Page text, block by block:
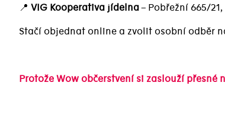
📍 VIG Kooperativa jídelna– Pobřežní 665/
Stačí objednat online a zvolit osobní odběr
Protože Wow občerstvení si zaslouží přesné